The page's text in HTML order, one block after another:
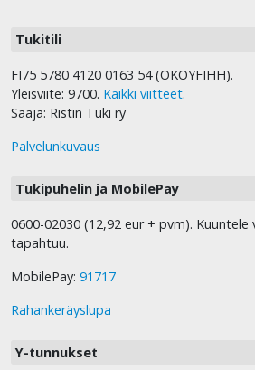
Tukitili
FI75 5780 4120 0163 54 (OKOYFIHH).
Yleisviite: 9700. Kaikki viitteet.
Saaja: Ristin Tuki ry
Palvelunkuvaus
Tukipuhelin ja MobilePay
0600-02030 (12,92 eur + pvm).
tapahtuu.
MobilePay: 91717
Rahankeräyslupa
Y-tunnukset